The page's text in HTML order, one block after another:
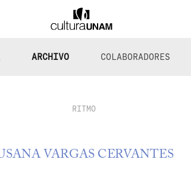
ARCHIVO COLABORADORES
RITMO
VARGAS CERVANTES